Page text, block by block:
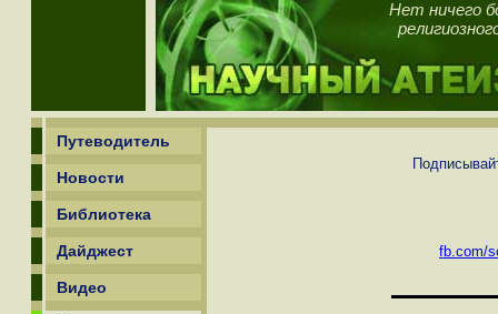
Нет ничего
Путеводитель
Новости
Библиотека
Дайджест
Видео
fb.com/